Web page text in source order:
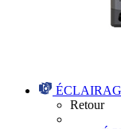
Retour